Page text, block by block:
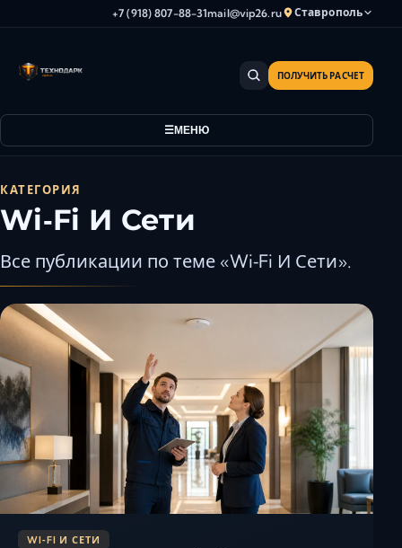
+7 (918) 807-88-31mail@vip26.ru Ставрополь
Анапа
Геленджик
Евпатория
Камышин
Керчь
Кисловодск
Краснодар
МЕНЮ
ПОЛУЧИТЬ РАСЧЕТ
КАТЕГОРИЯ
Wi‑Fi И Сети
Все публикации по теме «Wi‑Fi И Сети».
WI‑FI И СЕТИ